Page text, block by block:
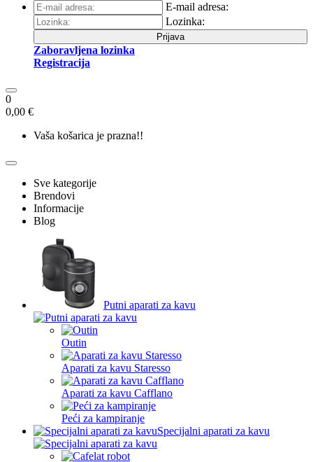
E-mail adresa:
Lozinka:
Prijava
Zaboravljena lozinka
Registracija
0
0,00 €
Vaša košarica je prazna!!
Sve kategorije
Brendovi
Informacije
Blog
Putni aparati za kavu
Outin
Aparati za kavu Staresso
Aparati za kavu Cafflano
Peći za kampiranje
Specijalni aparati za kavu